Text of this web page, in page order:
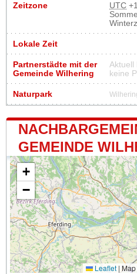
Zeitzone UTC
Lokale Zeit
Partnerstädte mit der
Gemeinde Wilhering
Aktuell
keine
Naturpark
GEMEINDE
+
−
Leaflet |